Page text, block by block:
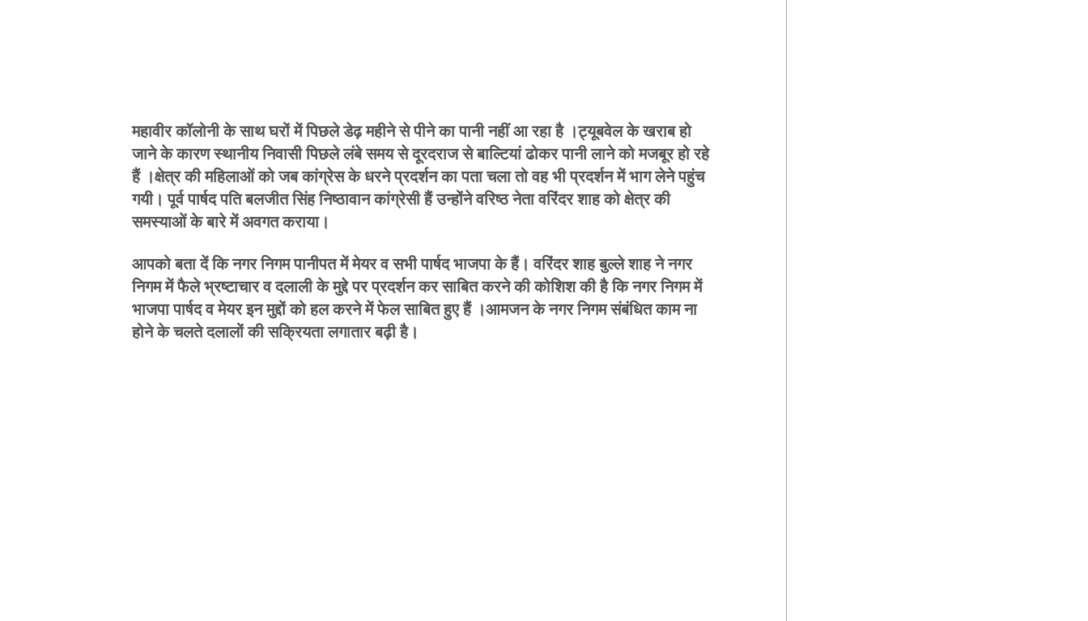
महावीर कॉलोनी के साथ घरों में पिछले डेढ़ महीने से पीने का पानी नहीं आ रहा है ।ट्यूबवेल के खराब हो
जाने के कारण स्थानीय निवासी पिछले लंबे समय से दूरदराज से बाल्टियां ढोकर पानी लाने को मजबूर हो रहे
हैं ।क्षेत्र की महिलाओं को जब कांग्रेस के धरने प्रदर्शन का पता चला तो वह भी प्रदर्शन में भाग लेने पहुंच
गयी। पूर्व पार्षद पति बलजीत सिंह निष्ठावान कांग्रेसी हैं उन्होंने वरिष्ठ नेता वरिंदर शाह को क्षेत्र की
समस्याओं के बारे में अवगत कराया।
आपको बता दें कि नगर निगम पानीपत में मेयर व सभी पार्षद भाजपा के हैं। वरिंदर शाह बुल्ले शाह ने नगर
निगम में फैले भ्रष्टाचार व दलाली के मुद्दे पर प्रदर्शन कर साबित करने की कोशिश की है कि नगर निगम में
भाजपा पार्षद व मेयर इन मुद्दों को हल करने में फेल साबित हुए हैं ।आमजन के नगर निगम संबंधित काम ना
होने के चलते दलालों की सक्रियता लगातार बढ़ी है।